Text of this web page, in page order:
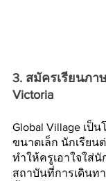
3. สมัครเรียนภา
Victoria
Global Village เป็
ขนาดเล็ก นักเรียน
ทำให้ครูเอาใจใส่นั
สถาบันที่การเดินท